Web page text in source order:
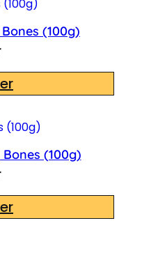
(100g)
(100g)